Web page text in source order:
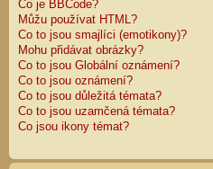
Co je BBCode?
Můžu používat HTML?
Co to jsou smajlíci (emotikony)?
Mohu přidávat obrázky?
Co to jsou Globální oznámení?
Co to jsou oznámení?
Co to jsou důležitá témata?
Co to jsou uzamčená témata?
Co jsou ikony témat?